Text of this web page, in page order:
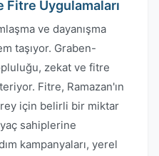
Fitre Uygulamaları
ve dayanışma
taşıyor. Graben-
zekat ve fitre
Fitre, Ramazan'ın
için belirli bir miktar
sahiplerine
kampanyaları, yerel